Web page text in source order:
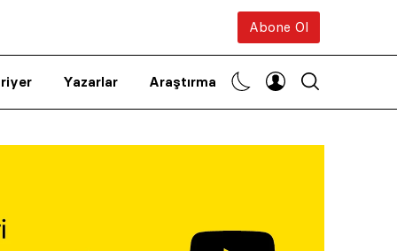
Abone Ol
Yazarlar Araştırma